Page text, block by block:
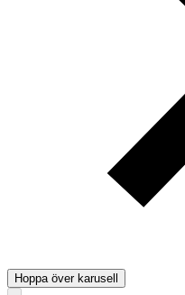
Hoppa över karusell